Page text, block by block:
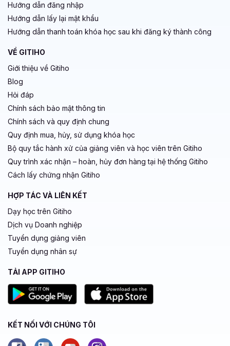
Hướng dẫn đăng nhập
Hướng dẫn lấy lại mật khẩu
Hướng dẫn thanh toán khóa học sau khi đăng ký thành công
VỀ GITIHO
Giới thiệu về Gitiho
Blog
Hỏi đáp
Chính sách bảo mật thông tin
Chính sách và quy định chung
Quy định mua, hủy, sử dụng khóa học
Bộ quy tắc hành xử của giảng viên và học viên trên Gitiho
Quy trình xác nhận – hoàn, hủy đơn hàng tại hệ thống Gitiho
Cách lấy chứng nhận Gitiho
HỢP TÁC VÀ LIÊN KẾT
Dạy học trên Gitiho
Dịch vụ Doanh nghiệp
Tuyển dụng giảng viên
Tuyển dụng nhân sự
TẢI APP GITIHO
KẾT NỐI VỚI CHÚNG TÔI